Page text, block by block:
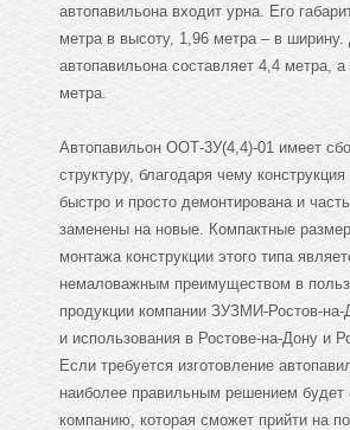
автопавильона входит урна. Его
метра в высоту, 1,96 метра – в ширину.
автопавильона составляет 4,4 метра,
метра.
Автопавильон ООТ-3У(4,4)-01 имеет
структуру, благодаря чему
быстро и просто демонтирована и
заменены на новые. Компактные
монтажа конструкции этого типа
немаловажным преимуществом в
продукции компании ЗУЗМИ-Ростов-на-
и использования в Ростове-на-Дону и
Если требуется изготовление
наиболее правильным решением будет
компанию, которая сможет прийти на